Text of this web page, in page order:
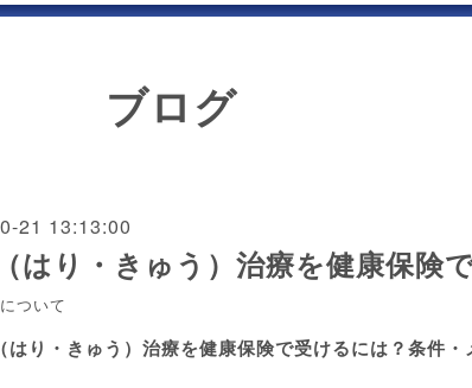
ブログ
21 13:13:00
はり・きゅう）治療を健康保険
ついて
はり・きゅう）治療を健康保険で受けるには？条件・